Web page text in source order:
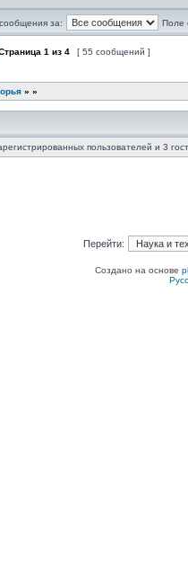
за: Поле
1 из 4 [ 55 сообщений ]
» »
пользователей и 3
Перейти:
Создано на основе